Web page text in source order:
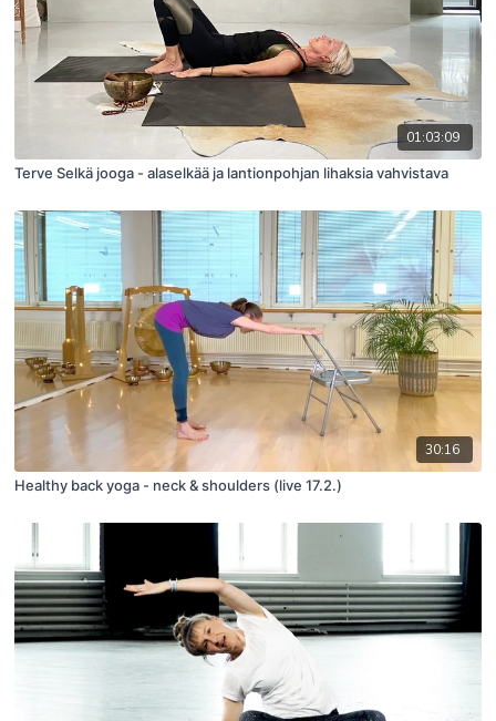
01:03:09
Terve Selkä jooga - alaselkää ja lantionpohjan lihaksia vahvistava
30:16
Healthy back yoga - neck & shoulders (live 17.2.)